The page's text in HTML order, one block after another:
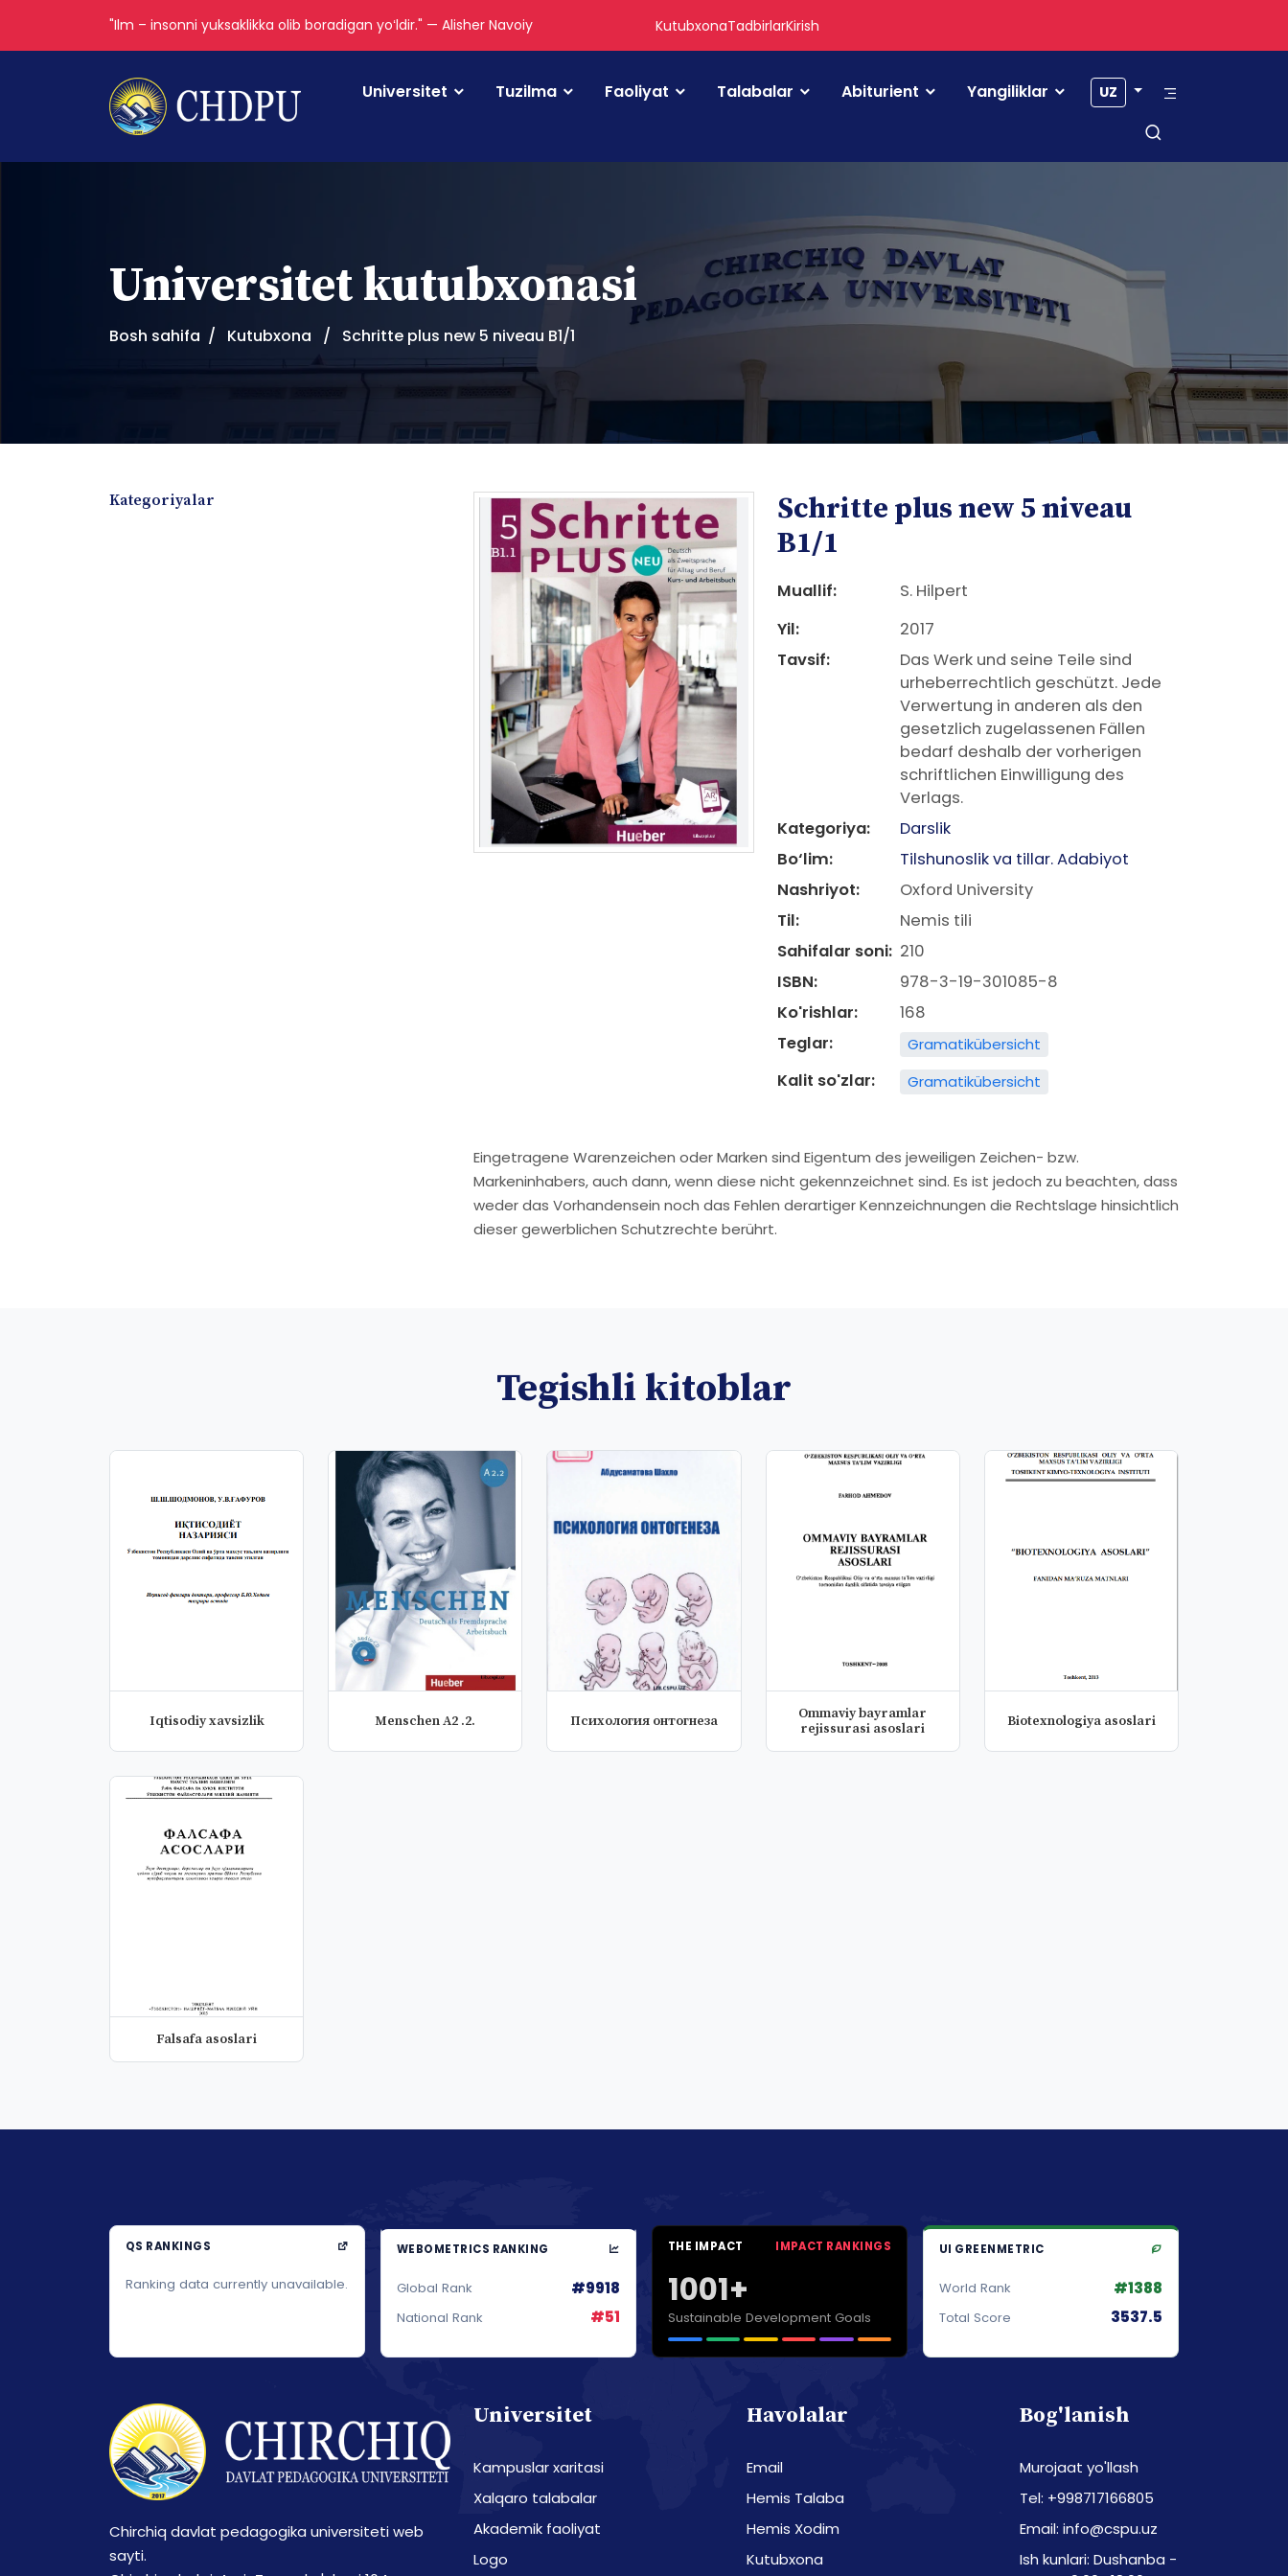
"Ilm – insonni yuksaklikka olib boradigan yoʻldir." — Alisher Navoiy KutubxonaTadbirlarKirish
Universitet Tuzilma Faoliyat Talabalar Abiturient Yangiliklar UZ
Universitet kutubxonasi
Bosh sahifa Kutubxona Schritte plus new 5 niveau B1/1
Kategoriyalar
Schritte plus new 5 niveau
B1/1
Muallif:
S. Hilpert
Yil:
2017
Tavsif:
Das Werk und seine Teile sind
urheberrechtlich geschützt. Jede
Verwertung in anderen als den
gesetzlich zugelassenen Fällen
bedarf deshalb der vorherigen
schriftlichen Einwilligung des
Verlags.
Kategoriya:
Darslik
Bo‘lim:
Tilshunoslik va tillar. Adabiyot
Nashriyot:
Oxford University
Til:
Nemis tili
Sahifalar soni: 210
ISBN:
978-3-19-301085-8
Ko'rishlar:
168
Teglar:
Gramatikübersicht
Kalit so'zlar: Gramatikübersicht
Eingetragene Warenzeichen oder Marken sind Eigentum des jeweiligen Zeichen- bzw.
Markeninhabers, auch dann, wenn diese nicht gekennzeichnet sind. Es ist jedoch zu beachten, dass
weder das Vorhandensein noch das Fehlen derartiger Kennzeichnungen die Rechtslage hinsichtlich
dieser gewerblichen Schutzrechte berührt.
Tegishli kitoblar
Iqtisodiy xavsizlik Menschen A2 .2. Психология онтогнеза
Ommaviy bayramlar
rejissurasi asoslari
Biotexnologiya asoslari
Falsafa asoslari
QS RANKINGS
Ranking data currently unavailable.
WEBOMETRICS RANKING
Global Rank #9918
National Rank #51
THE IMPACT IMPACT RANKINGS
1001+
Sustainable Development Goals
UI GREENMETRIC
World Rank #1388
Total Score 3537.5
Chirchiq davlat pedagogika universiteti web
sayti.
Universitet
Kampuslar xaritasi
Xalqaro talabalar
Akademik faoliyat
Logo
Havolalar
Email
Hemis Talaba
Hemis Xodim
Kutubxona
Bog'lanish
Murojaat yo'llash
Tel: +998717166805
Email: info@cspu.uz
Ish kunlari: Dushanba -